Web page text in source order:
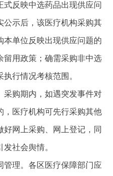
反映中选药品出现供应问
公示后，该医疗机构采购其
本单位反映出现供应问题的
留用政策；确需采购非中选
行情况考核范围。
采购期内，如遇突发事件对
，医疗机构可先行采购其他
网上采购、网上登记，同
社会舆情。
管理。各区医疗保障部门应